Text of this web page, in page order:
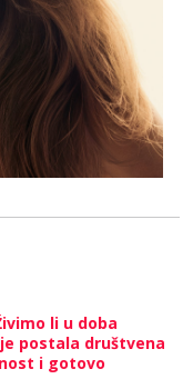
li u doba
postala društvena
i gotovo